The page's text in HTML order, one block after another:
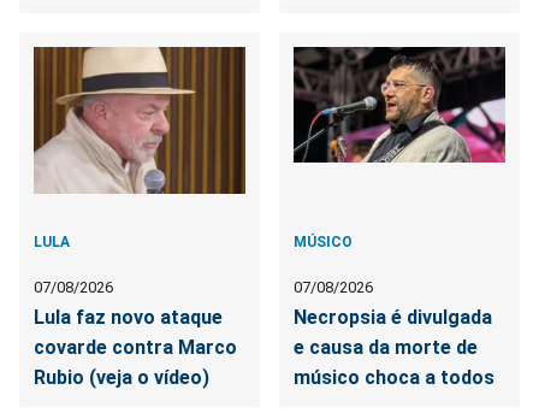
LULA
07/08/2026
Lula faz novo ataque
covarde contra Marco
Rubio (veja o vídeo)
MÚSICO
07/08/2026
Necropsia é divulgada
e causa da morte de
músico choca a todos